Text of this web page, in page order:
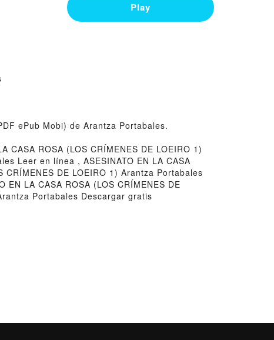
Play
ePub Mobi) de Arantza Portabales.
CASA ROSA (LOS CRÍMENES DE LOEIRO 1)
Leer en línea , ASESINATO EN LA CASA
CRÍMENES DE LOEIRO 1) Arantza Portabales
EN LA CASA ROSA (LOS CRÍMENES DE
Portabales Descargar gratis